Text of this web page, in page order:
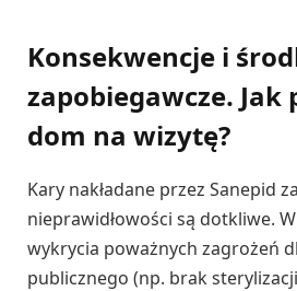
Konsekwencje i
zapobiegawcze.
dom na wizytę?
Kary nakładane przez Sanepid
nieprawidłowości są dotkliwe.
wykrycia poważnych zagrożeń
publicznego (np. brak